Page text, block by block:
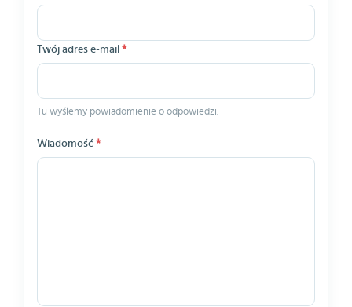
Twój adres e-mail *
Tu wyślemy powiadomienie o odpowiedzi.
Wiadomość *